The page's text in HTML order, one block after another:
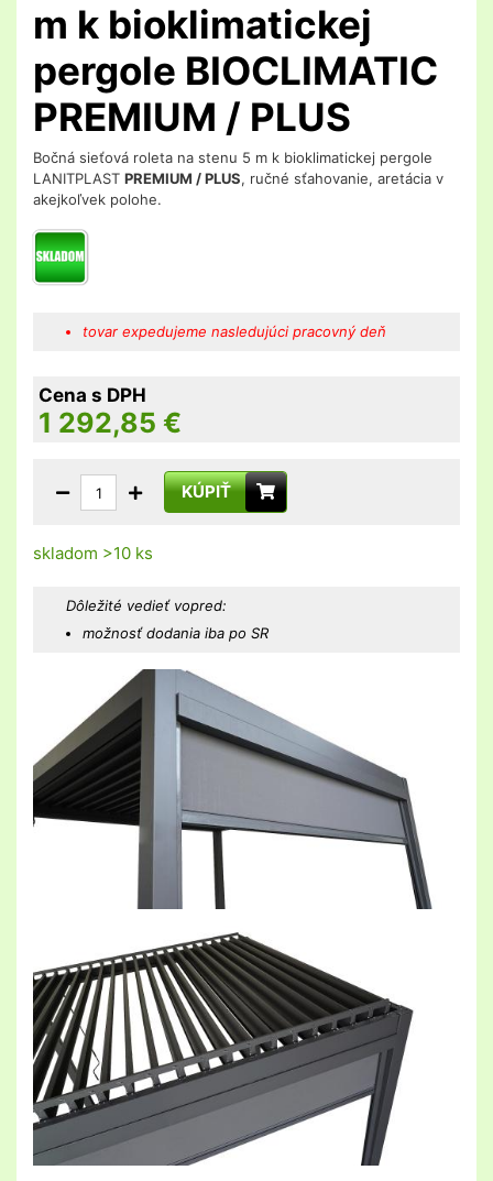
m k bioklimatickej
pergole BIOCLIMATIC
PREMIUM / PLUS
Bočná sieťová roleta na stenu 5 m k bioklimatickej pergole
LANITPLAST PREMIUM / PLUS, ručné sťahovanie, aretácia v
akejkoľvek polohe.
tovar expedujeme nasledujúci pracovný deň
Cena s DPH
1 292,85 €
KÚPIŤ
skladom >10 ks
Dôležité vedieť vopred:
možnosť dodania iba po SR